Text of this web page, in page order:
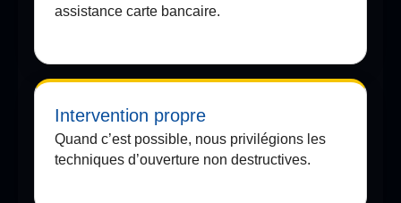
assistance carte bancaire.
Intervention propre
Quand c’est possible, nous privilégions les
techniques d’ouverture non destructives.